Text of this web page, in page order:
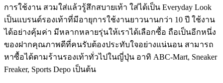
การใช้งาน สวมใส่แล้วรู้สึกสบายเท้า ใส่ได้เป็น Everyday Look
เป็นแบรนด์รองเท้าที่มีอายุการใช้งานยาวนานกว่า 10 ปี ใช้งาน
ได้อย่างคุ้มค่า มีหลากหลายรุ่นให้เราได้เลือกซื้อ ถือเป็นอีกหนึ่ง
ของฝากคุณภาพดีที่คนรับต้องประทับใจอย่างแน่นอน สามารถ
หาซื้อได้ตามร้านรองเท้าทั่วไปในญี่ปุ่น อาทิ ABC-Mart, Sneaker
Freaker, Sports Depo เป็นต้น